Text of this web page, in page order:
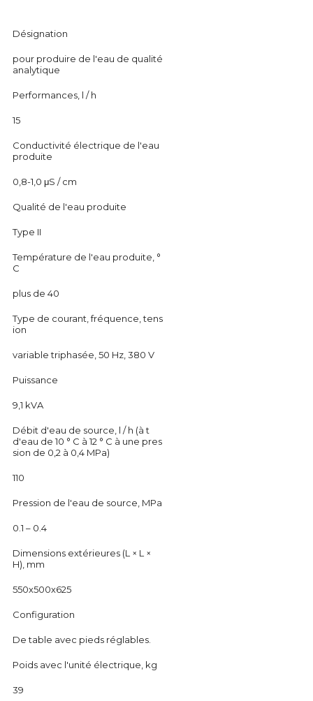
Désignation
pour produire de l'eau de qualité
analytique
Performances, l / h
15
Conductivité électrique de l'eau
produite
0,8-1,0 μS / cm
Qualité de l'eau produite
Type II
Température de l'eau produite, °
С
plus de 40
Type de courant, fréquence, tens
ion
variable triphasée, 50 Hz, 380 V
Puissance
9,1 kVA
Débit d'eau de source, l / h (à t
d'eau de 10 ° С à 12 ° С à une pres
sion de 0,2 à 0,4 MPa)
110
Pression de l'eau de source, MPa
0.1 – 0.4
Dimensions extérieures (L × L ×
H), mm
550х500х625
Configuration
De table avec pieds réglables.
Poids avec l'unité électrique, kg
39